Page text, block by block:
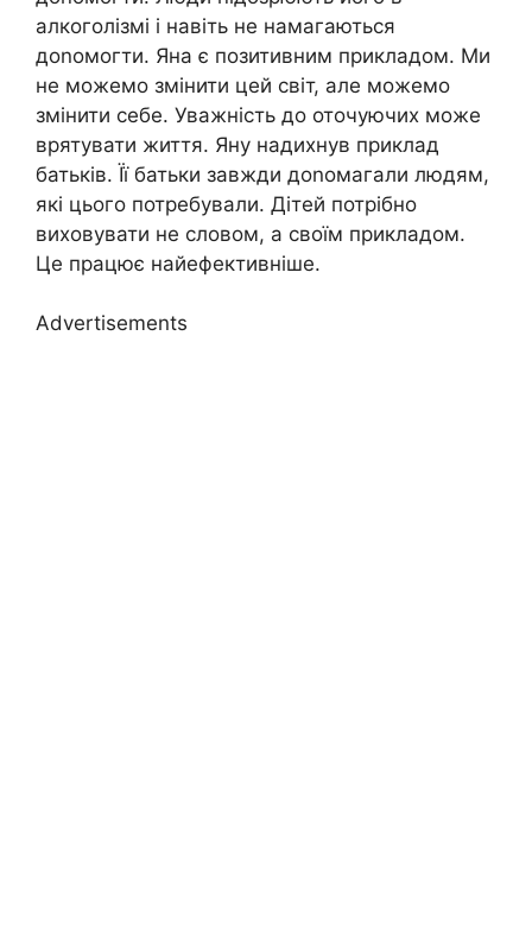
алкоголізмі і навіть не намагаються
доnомогти. Яна є позитивним прикладом. Ми
не можемо змінити цей світ, але можемо
змінити себе. Уважність до оточуючих може
врятувати життя. Яну надихнув приклад
батьків. Її батьки завжди доnомагали людям,
які цього потребували. Дітей потрібно
виховувати не словом, а своїм прикладом.
Це працює найефективніше.
Advertisements